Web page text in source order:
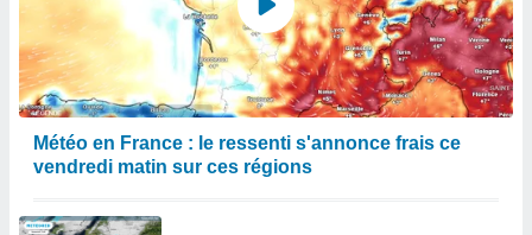
Météo en France : le ressenti s'annonce frais ce
vendredi matin sur ces régions